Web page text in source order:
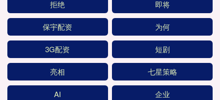
拒绝 即将
保宇配资 为何
3G配资 短剧
亮相 七星策略
AI 企业